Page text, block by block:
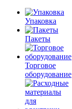
Упаковка
Пакеты
Торговое
оборудование